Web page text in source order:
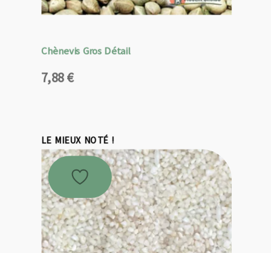
Chènevis Gros Détail
7,88€
LE MIEUX NOTÉ !